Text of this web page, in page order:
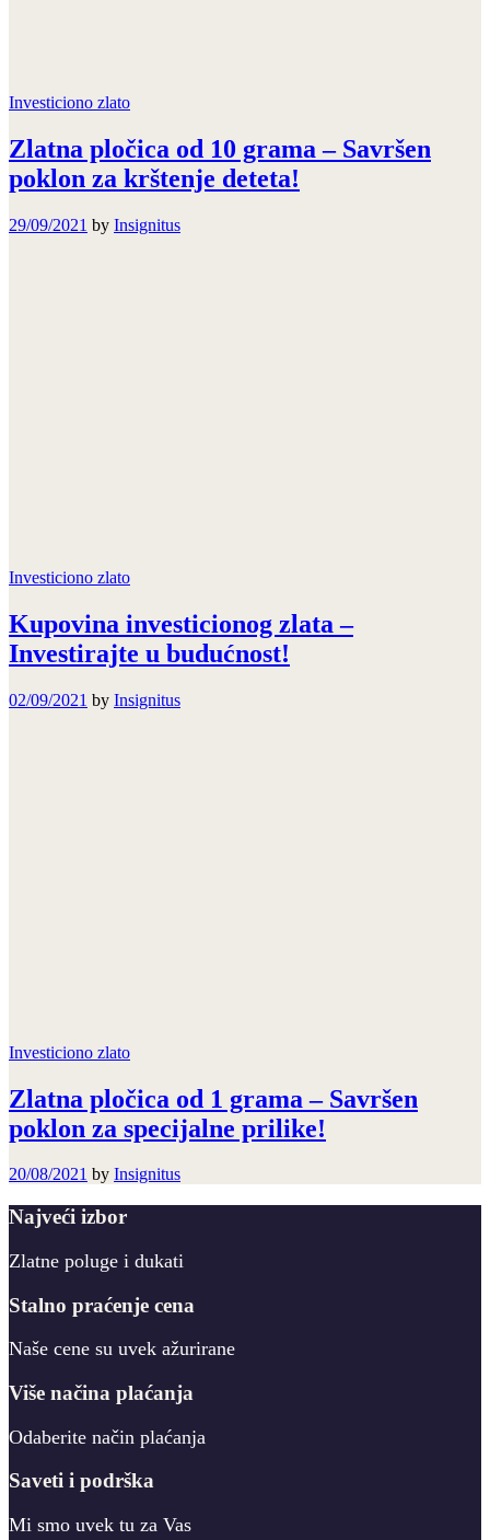
Investiciono zlato
Zlatna pločica od 10 grama – Savršen
poklon za krštenje deteta!
29/09/2021 by Insignitus
Investiciono zlato
Kupovina investicionog zlata –
Investirajte u budućnost!
02/09/2021 by Insignitus
Investiciono zlato
Zlatna pločica od 1 grama – Savršen
poklon za specijalne prilike!
20/08/2021 by Insignitus
Najveći izbor
Zlatne poluge i dukati
Stalno praćenje cena
Naše cene su uvek ažurirane
Više načina plaćanja
Odaberite način plaćanja
Saveti i podrška
Mi smo uvek tu za Vas